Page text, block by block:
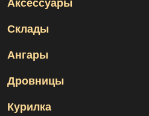
Аксессуары
Склады
Ангары
Дровницы
Курилка